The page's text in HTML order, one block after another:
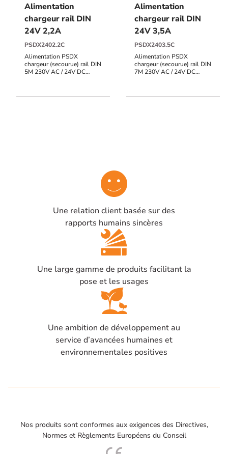
Alimentation
chargeur rail DIN
24V 2,2A
PSDX2402.2C
Alimentation PSDX
chargeur (secourue) rail DIN
5M 230V AC / 24V DC
circuit / surcharge /
Alimentation
chargeur rail DIN
24V 3,5A
PSDX2403.5C
Alimentation PSDX
chargeur (secourue) rail DIN
7M 230V AC / 24V DC
circuit / surcharge /
Une relation client basée sur des
rapports humains sincères
Une large gamme de produits facilitant la
pose et les usages
Une ambition de développement au
service d’avancées humaines et
environnementales positives
Nos produits sont conformes aux exigences des Directives,
Normes et Règlements Européens du Conseil